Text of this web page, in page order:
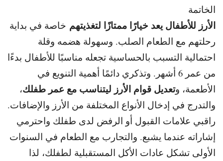
الخاتمة
الأرز للأطفال يعد خيارًا ممتازًا لتغذيتهم خاصة في بداية
رحلتهم مع الطعام الصلب. وسهولة هضمه وقلة
احتمالية التسبب بالحساسية تجعله مناسبًا للأطفال بدءًا
من عمر 6 أشهر. و
تذكري دائمًا أهمية التنويع في
الأطعمة، وتعديل قوام الأرز ليتناسب مع عمر طفلك،
والتدرج في إدخال الأنواع المختلفة من الأرز والإضافات.
راقبي علامات القبول أو الرفض لدى طفلك واحترمي
إشاراته عندما يشبع. والتجارب مع الطعام في السنوات
الأولى تشكل عادات الأكل المستقبلية لطفلك، لذا